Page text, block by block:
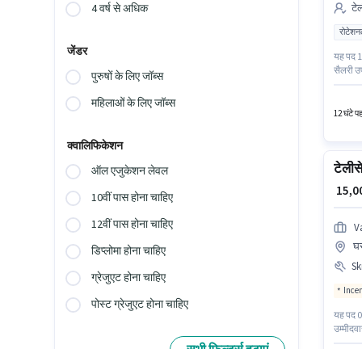
4 वर्ष से अधिक
जेंडर
पुरुषों के लिए जॉब्स
महिलाओं के लिए जॉब्स
क्वालिफिकेशन
ऑल एजुकेशन लेवल
10वीं पास होना चाहिए
12वीं पास होना चाहिए
डिप्लोमा होना चाहिए
ग्रेजुएट होना चाहिए
पोस्ट ग्रेजुएट होना चाहिए
यह पद
सैलरी
12 घंटे
₹
यह पद